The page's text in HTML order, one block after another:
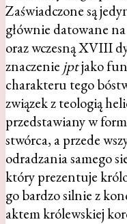
Zaświadczone są
głównie datowane
oraz wczesną XVIII
znaczenie jptjako
charakteru tego
związek z teologią
przedstawiany w
stwórca, a przede
odradzania samego
który prezentuje
go bardzo silnie z
aktem królewskiej